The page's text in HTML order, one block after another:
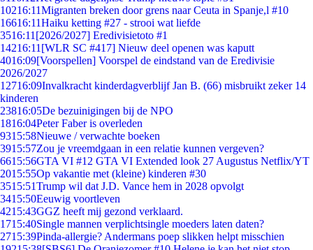
10216:11Migranten breken door grens naar Ceuta in Spanje,l #10
16616:11Haiku ketting #27 - strooi wat liefde
3516:11 [2026/2027] Eredivisietoto #1
14216:11 [WLR SC #417] Nieuw deel openen was kaputt
4016:09[Voorspellen] Voorspel de eindstand van de Eredivisie
2026/2027
12716:09Invalkracht kinderdagverblijf Jan B. (66) misbruikt zeker 14
kinderen
23816:05De bezuinigingen bij de NPO
1816:04Peter Faber is overleden
9315:58Nieuwe / verwachte boeken
3915:57Zou je vreemdgaan in een relatie kunnen vergeven?
6615:56GTA VI #12 GTA VI Extended look 27 Augustus Netflix/YT
2015:55Op vakantie met (kleine) kinderen #30
3515:51Trump wil dat J.D. Vance hem in 2028 opvolgt
3415:50Eeuwig voortleven
4215:43GGZ heeft mij gezond verklaard.
1715:40Single mannen verplichtsingle moeders laten daten?
2715:39Pinda-allergie? Andermans poep slikken helpt misschien